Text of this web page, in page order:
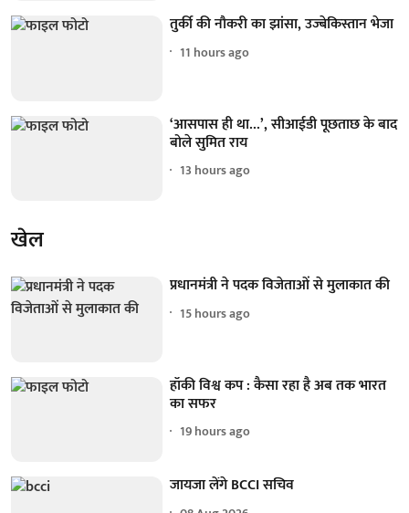
तुर्की की नौकरी का झांसा, उज्बेकिस्तान भेजा
11 hours ago
‘आसपास ही था...’, सीआईडी पूछताछ के बाद
बोले सुमित राय
13 hours ago
खेल
प्रधानमंत्री ने पदक विजेताओं से मुलाकात की
15 hours ago
हॉकी विश्व कप : कैसा रहा है अब तक भारत
का सफर
19 hours ago
जायजा लेंगे BCCI सचिव